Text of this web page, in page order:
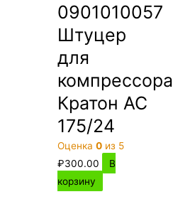
0901010057
Штуцер
для
компрессора
Кратон AC
175/24
Оценка0 из 5
₽300.00
В
корзину